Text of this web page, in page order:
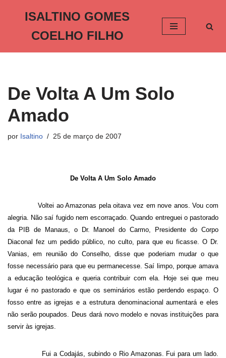
o
ISALTINO GOMES
COELHO FILHO
De Volta A Um Solo
Amado
por Isaltino 25 de março de 2007
De Volta A Um Solo Amado
Voltei ao Amazonas pela oitava vez em nove anos. Vou com
alegria. Não saí fugido nem escorraçado. Quando entreguei o pastorado
da PIB de Manaus, o Dr. Manoel do Carmo, Presidente do Corpo
Diaconal fez um pedido público, no culto, para que eu ficasse. O Dr.
Vanias, em reunião do Conselho, disse que poderiam mudar o que
fosse necessário para que eu permanecesse. Saí limpo, porque amava
a educação teológica e queria contribuir com ela. Hoje sei que meu
lugar é no pastorado e que os seminários estão perdendo espaço. O
fosso entre as igrejas e a estrutura denominacional aumentará e eles
não serão poupados. Deus dará novo modelo e novas instituições para
servir às igrejas.
Fui a Codajás, subindo o Rio Amazonas. Fui para um lado.